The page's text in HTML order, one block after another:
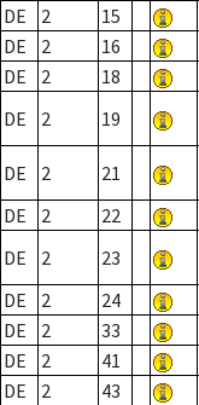
DE
2 15
DE
2 16
DE
2 18
DE
2 19
DE 2 21
DE
2 22
DE
2 23
DE
2 24
DE
2 33
DE
2 41
DE
2 43